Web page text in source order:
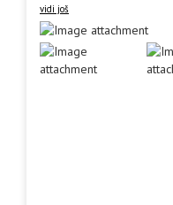
vidi još